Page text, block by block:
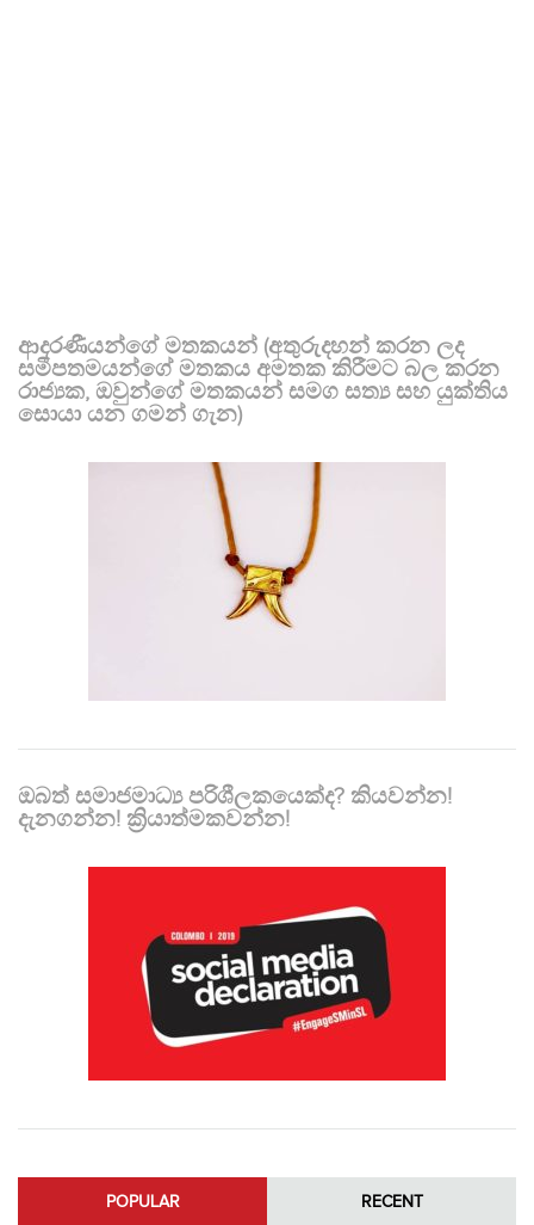
ආදරණීයන්ගේ මතකයන් (අතුරුදහන් කරන ලද
සමීපතමයන්ගේ මතකය අමතක කිරීමට බල කරන
රාජ්‍යක, ඔවුන්ගේ මතකයන් සමග සත්‍ය සහ යුක්තිය
සොයා යන ගමන් ගැන)
ඔබත් සමාජමාධ්‍ය පරිශීලකයෙක්ද? කියවන්න!
දැනගන්න! ක්‍රියාත්මකවන්න!
POPULAR RECENT